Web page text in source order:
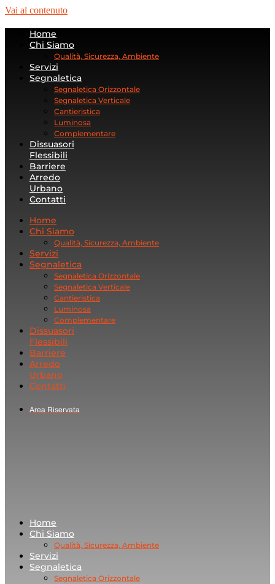
Vai al contenuto
Home
Chi Siamo
Qualità, Sicurezza, Ambiente
Servizi
Segnaletica
Segnaletica Orizzontale
Segnaletica Verticale
Cantieristica
Luminosa
Complementare
Dissuasori
Flessibili
Barriere
Arredo
Urbano
Contatti
Home
Chi Siamo
Qualità, Sicurezza, Ambiente
Servizi
Segnaletica
Segnaletica Orizzontale
Segnaletica Verticale
Cantieristica
Luminosa
Complementare
Dissuasori
Flessibili
Barriere
Arredo
Urbano
Contatti
Area Riservata
Home
Chi Siamo
Qualità, Sicurezza, Ambiente
Servizi
Segnaletica
Segnaletica Orizzontale